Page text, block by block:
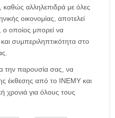
καθώς αλληλεπιδρά με όλες
οικονομίας, αποτελεί
ο οποίος μπορεί να
συμπεριληπτικότητα στο
την παρουσία σας, να
έκθεσης από το ΙΝΕΜΥ και
χρονιά για όλους τους